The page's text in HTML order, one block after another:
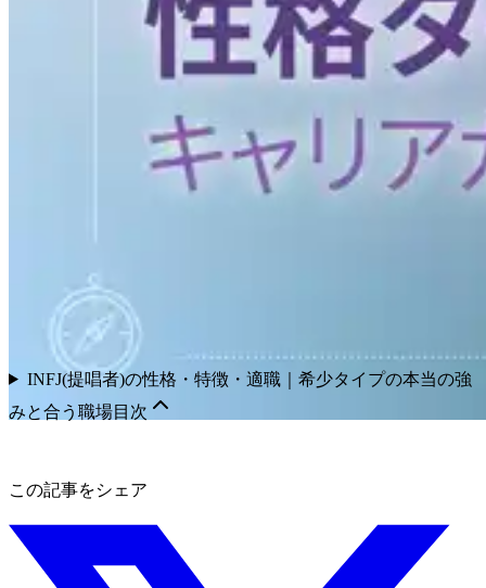
INFJ(提唱者)の性格・特徴・適職｜希少タイプの本当の強
みと合う職場目次
この記事をシェア